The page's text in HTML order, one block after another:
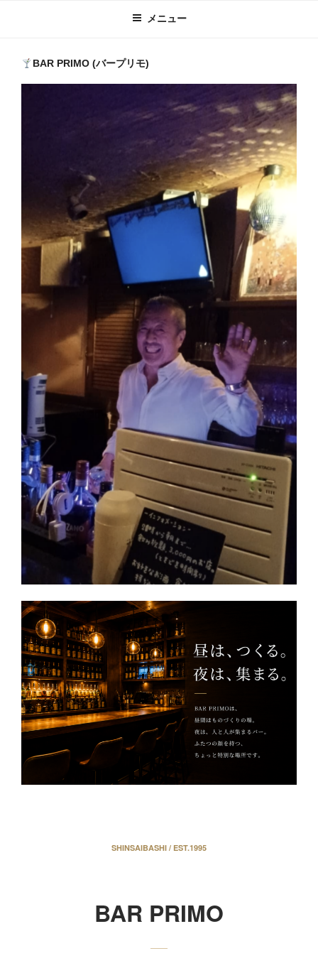
メニュー
BAR PRIMO (バープリモ)
SHINSAIBASHI / EST.1995
BAR PRIMO